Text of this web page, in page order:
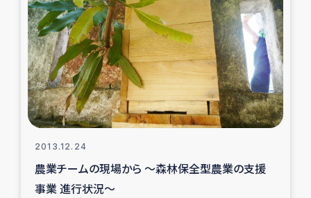
2013.12.24
農業チームの現場から ～森林保全型農業の支援
事業 進行状況～